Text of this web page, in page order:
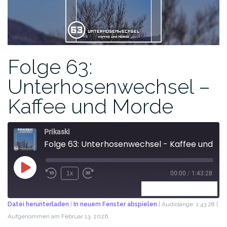
Folge 63:
Unterhosenwechsel –
Kaffee und Morde
Prikaski
1x 00:00 / 1:43:28
TEILEN
Datei herunterladen | In neuem Fenster abspielen | Audiolänge: 1:43:28 |
Aufgenommen am Februar 13, 2026